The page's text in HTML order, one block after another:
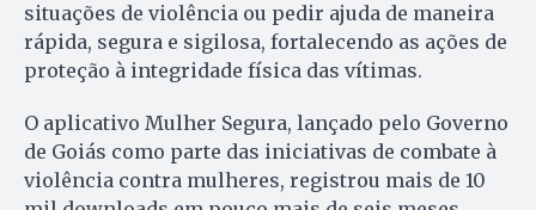
situações de violência ou pedir ajuda de maneira
rápida, segura e sigilosa, fortalecendo as ações de
proteção à integridade física das vítimas.
O aplicativo Mulher Segura, lançado pelo Governo
de Goiás como parte das iniciativas de combate à
violência contra mulheres, registrou mais de 10